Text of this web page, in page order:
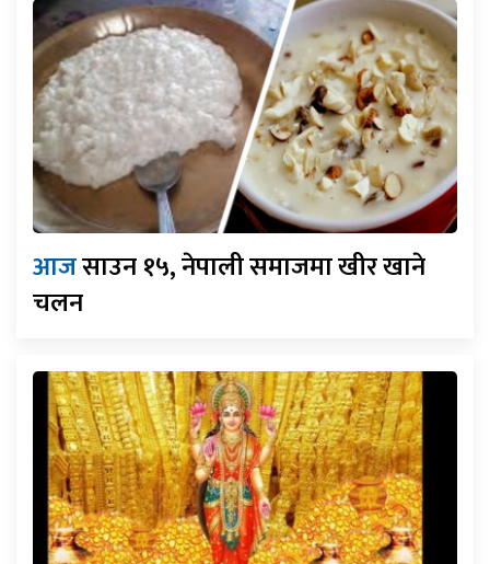
आजसाउन १५, नेपाली समाजमा खीर खाने
चलन